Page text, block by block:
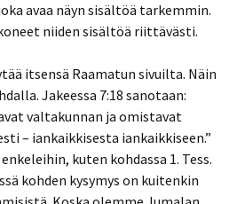
avaa näyn sisältöä tarkemmin.
niiden sisältöä riittävästi.
itsensä Raamatun sivuilta. Näin
Jakeessa 7:18 sanotaan:
valtakunnan ja omistavat
– iankaikkisesta iankaikkiseen.”
kuten kohdassa 1. Tess.
kohden kysymys on kuitenkin